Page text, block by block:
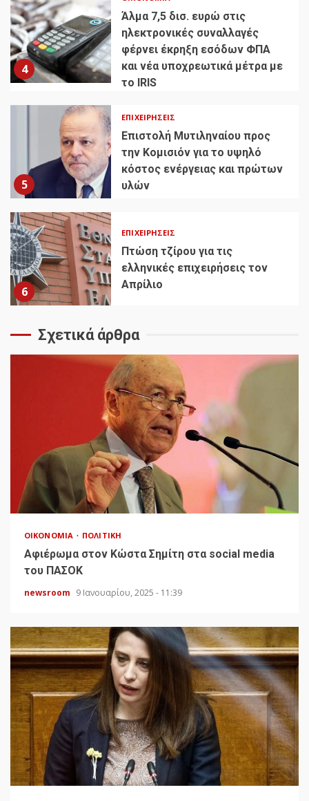
4
Άλμα 7,5 δισ. ευρώ στις
ηλεκτρονικές συναλλαγές
φέρνει έκρηξη εσόδων ΦΠΑ
και νέα υποχρεωτικά μέτρα με
το IRIS
5
ΕΠΙΧΕΙΡΉΣΕΙΣ
Επιστολή Μυτιληναίου προς
την Κομισιόν για το υψηλό
κόστος ενέργειας και πρώτων
υλών
6
ΕΠΙΧΕΙΡΉΣΕΙΣ
Πτώση τζίρου για τις
ελληνικές επιχειρήσεις τον
Απρίλιο
Σχετικά άρθρα
ΟΙΚΟΝΟΜΊΑ ΠΟΛΙΤΙΚΉ
Αφιέρωμα στον Κώστα Σημίτη στα social media
του ΠΑΣΟΚ
newsroom 9 Ιανουαρίου, 2025 - 11:39